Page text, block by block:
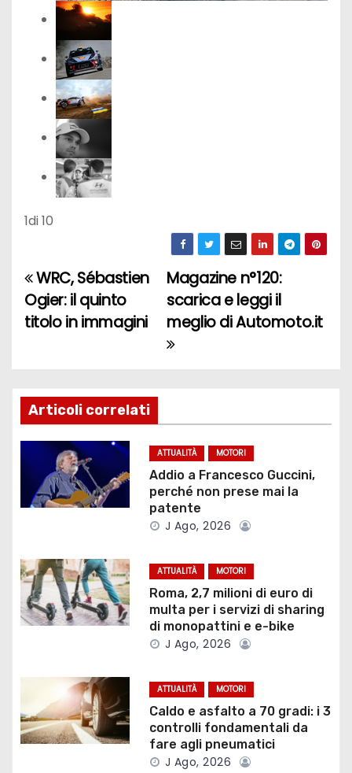
1di 10
N
a
g
a
z
i
n
e
r
t
i
Magazine n°120:
scarica e leggi il
meglio di Automoto.it
WRC, Sébastien
Ogier: il quinto
titolo in immagini
Articoli correlati
ATTUALITÀ MOTORI
Addio a Francesco Guccini,
perché non prese mai la
patente
J Ago, 2026
ATTUALITÀ MOTORI
Roma, 2,7 milioni di euro di
multa per i servizi di sharing
di monopattini e e-bike
J Ago, 2026
ATTUALITÀ MOTORI
Caldo e asfalto a 70 gradi: i 3
controlli fondamentali da
fare agli pneumatici
J Ago, 2026